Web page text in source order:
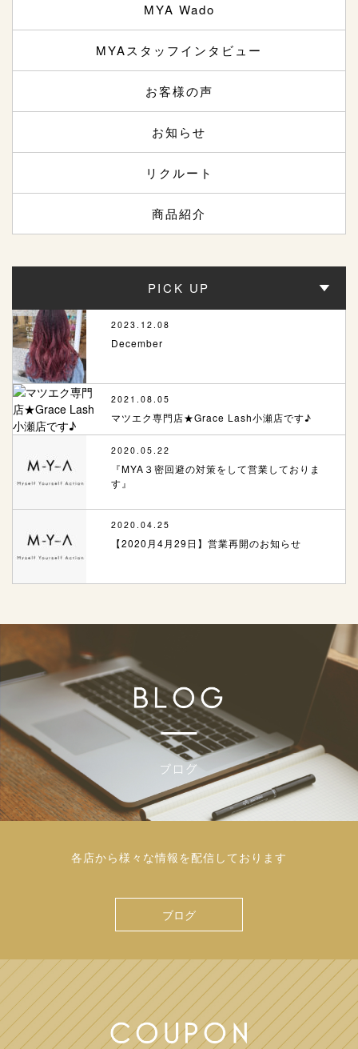
MYA Wado
MYAスタッフインタビュー
お客様の声
お知らせ
リクルート
商品紹介
PICK UP
2023.12.08
December
2021.08.05
マツエク専門店★Grace Lash小瀬店です♪
2020.05.22
『MYA３密回避の対策をして営業しておりま
す』
2020.04.25
【2020月4月29日】営業再開のお知らせ
各店から様々な情報を配信しております
ブログ